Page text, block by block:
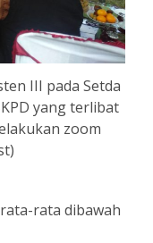
III pada Setda
yang terlibat
zoom
rata dibawah